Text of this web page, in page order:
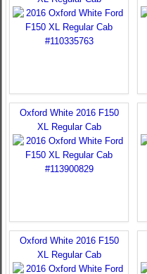
Oxford White 2016 F150
XL Regular Cab
Oxford White 2016 F150
XL Regular Cab